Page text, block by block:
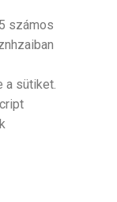
számos
a sütiket.